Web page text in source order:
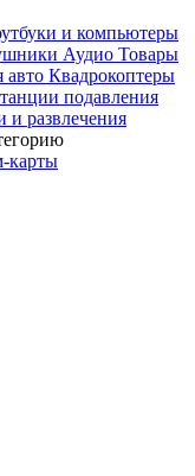
и компьютеры
Аудио Товары
авто Квадрокоптеры
подавления
и развлечения
карты